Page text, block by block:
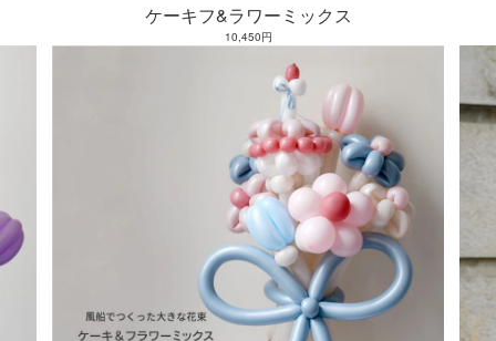
ケーキフ&ラワーミックス
10,450円